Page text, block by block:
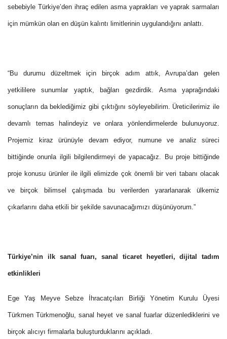
sebebiyle Türkiye’den ihraç edilen asma yaprakları ve yaprak sarmaları
için mümkün olan en düşün kalıntı limitlerinin uygulandığını anlattı.
“Bu durumu düzeltmek için birçok adım attık, Avrupa’dan gelen
yetkililere sunumlar yaptık, bağları gezdirdik. Asma yaprağındaki
sonuçların da beklediğimiz gibi çıktığını söyleyebilirim. Üreticilerimiz ile
devamlı temas halindeyiz ve onlara yönlendirmelerde bulunuyoruz.
Projemiz kiraz ürünüyle devam ediyor, numune ve analiz süreci
bittiğinde onunla ilgili bilgilendirmeyi de yapacağız. Bu proje bittiğinde
proje konusu ürünler ile ilgili elimizde çok önemli bir veri tabanı olacak
ve birçok bilimsel çalışmada bu verilerden yararlanarak ülkemiz
çıkarlarını daha etkili bir şekilde savunacağımızı düşünüyorum.”
Türkiye’nin ilk sanal fuarı, sanal ticaret heyetleri, dijital tadım
etkinlikleri
Ege Yaş Meyve Sebze İhracatçıları Birliği Yönetim Kurulu Üyesi
Türkmen Türkmenoğlu, sanal heyet ve sanal fuarlar düzenlediklerini ve
birçok alıcıyı firmalarla buluşturduklarını açıkladı.